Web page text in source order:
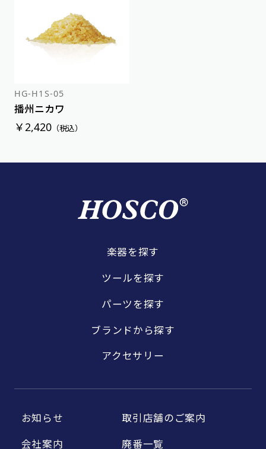
HG-H1S-05
播州ニカワ
￥2,420（税込）
楽器を探す
ツールを探す
パーツを探す
ブランドから探す
アクセサリー
お知らせ
会社案内
取引店舗のご案内
廃番一覧